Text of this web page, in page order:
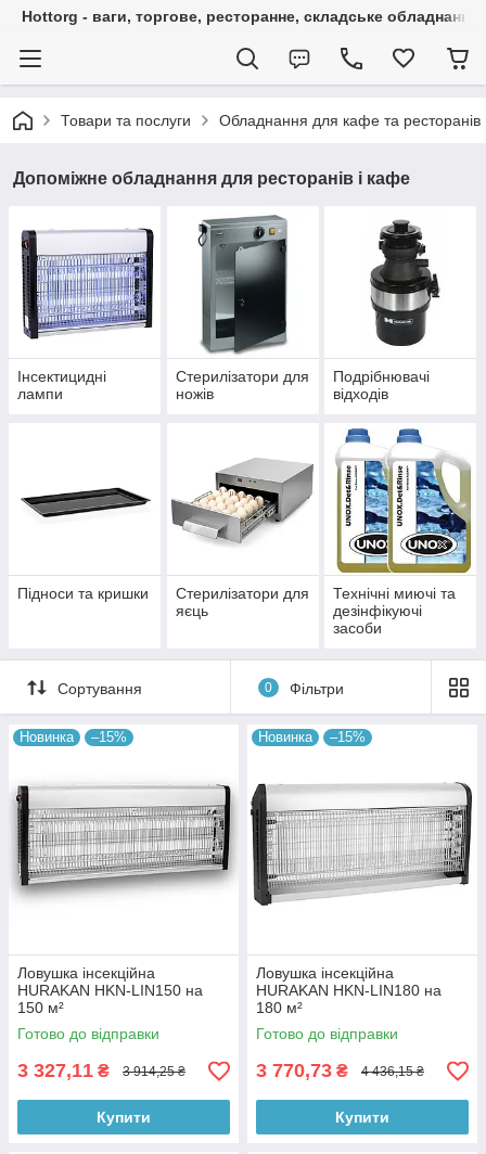
Hottorg - ваги, торгове, ресторанне, складське обладнання
Товари та послуги Обладнання для кафе та ресторанів
Допоміжне обладнання для ресторанів і кафе
Інсектицидні
лампи
Стерилізатори для
ножів
Подрібнювачі
відходів
Підноси та кришки
Стерилізатори для
яєць
Технічні миючі та
дезінфікуючі
засоби
Сортування 0 Фільтри
Новинка –15%
Ловушка інсекційна
HURAKAN HKN-LIN150 на
150 м²
Готово до відправки
3 327,11 ₴ 3 914,25 ₴
Купити
Новинка –15%
Ловушка інсекційна
HURAKAN HKN-LIN180 на
180 м²
Готово до відправки
3 770,73 ₴ 4 436,15 ₴
Купити